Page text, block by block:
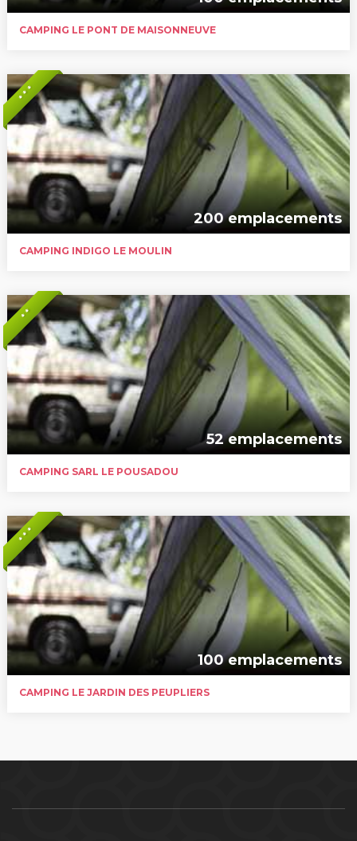
CAMPING LE PONT DE MAISONNEUVE
* * *
200 emplacements
CAMPING INDIGO LE MOULIN
* *
52 emplacements
CAMPING SARL LE POUSADOU
* * *
100 emplacements
CAMPING LE JARDIN DES PEUPLIERS